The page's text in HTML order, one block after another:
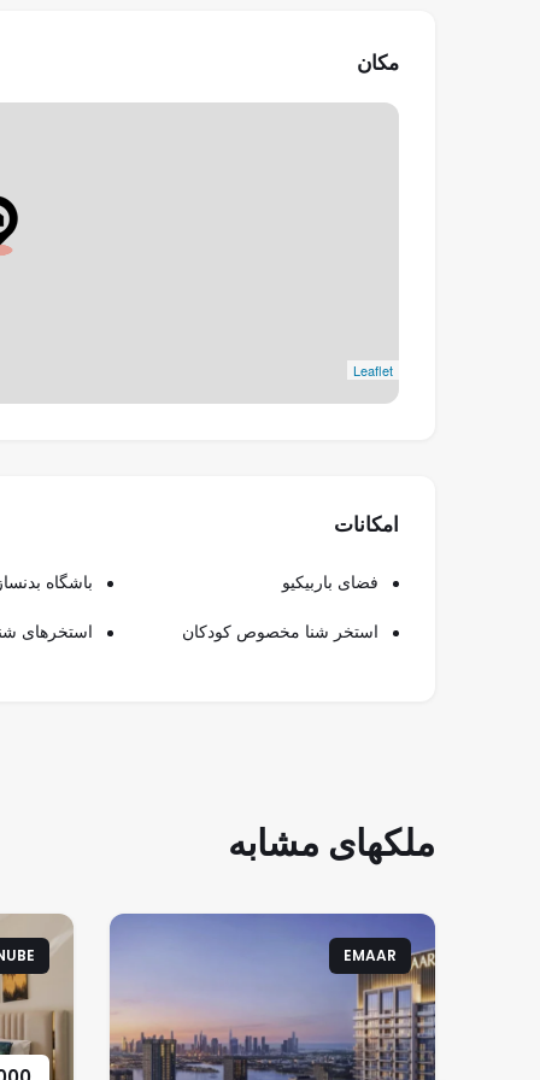
مکان
Leaflet
امکانات
فضای باربیکیو باشگاه
استخر شنا مخصوص کودکان استخرهای
ملکهای مشابه
EMAAR